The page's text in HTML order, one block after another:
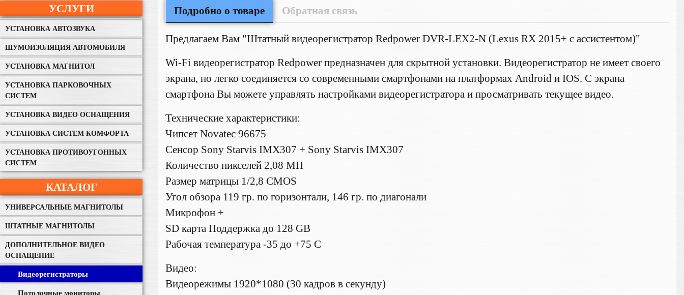
УСЛУГИ
УСТАНОВКА АВТОЗВУКА
ШУМОИЗОЛЯЦИЯ АВТОМОБИЛЯ
УСТАНОВКА МАГНИТОЛ
УСТАНОВКА ПАРКОВОЧНЫХ
СИСТЕМ
УСТАНОВКА ВИДЕО ОСНАЩЕНИЯ
УСТАНОВКА СИСТЕМ КОМФОРТА
УСТАНОВКА ПРОТИВОУГОННЫХ
СИСТЕМ
КАТАЛОГ
УНИВЕРСАЛЬНЫЕ МАГНИТОЛЫ
ШТАТНЫЕ МАГНИТОЛЫ
ДОПОЛНИТЕЛЬНОЕ ВИДЕО
ОСНАЩЕНИЕ
Видеорегистраторы
Потолочные мониторы
Подробно о товаре Обратная связь
Предлагаем Вам "Штатный видеорегистратор Redpower DVR-LEX2-N (Lexus RX 2015+ c ассистентом)"
Wi-Fi видеорегистратор Redpower предназначен для скрытной установки. Видеорегистратор не имеет своего
экрана, но легко соединяется со современными смартфонами на платформах Android и IOS. C экрана
смартфона Вы можете управлять настройками видеорегистратора и просматривать текущее видео.
Технические характеристики:
Чипсет Novatec 96675
Сенсор Sony Starvis IMX307 + Sony Starvis IMX307
Количество пикселей 2,08 МП
Размер матрицы 1/2,8 CMOS
Угол обзора 119 гр. по горизонтали, 146 гр. по диагонали
Микрофон +
SD карта Поддержка до 128 GB
Рабочая температура -35 до +75 C
Видео:
Видеорежимы 1920*1080 (30 кадров в секунду)